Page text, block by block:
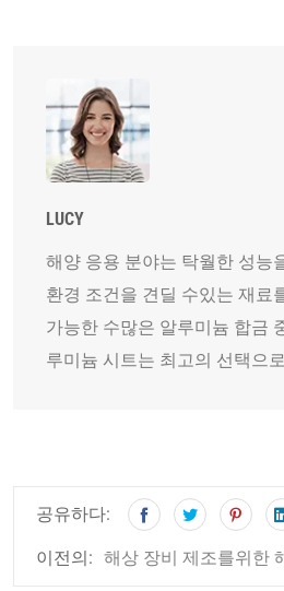
LUCY
해양 응용 분야는 탁월한 성능
환경 조건을 견딜 수있는 재료
가능한 수많은 알루미늄 합금
루미늄 시트는 최고의 선택으
공유하다:
이전의: 해상 장비 제조를위한